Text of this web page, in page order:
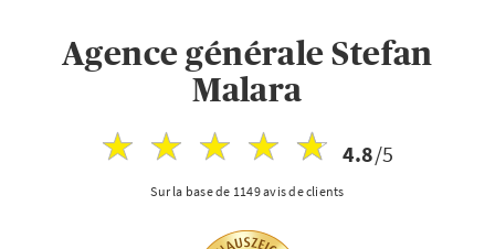
Agence générale Stefan
Malara
4.8/5
Sur la base de 1149 avis de clients